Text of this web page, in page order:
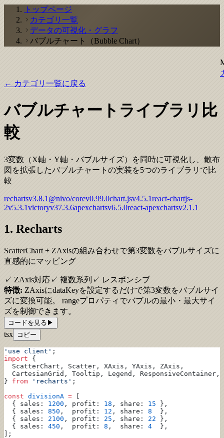
トップページ
カテゴリ一覧
データの可視化・グラフ
バブルチャート（Bubble Chart）
← カテゴリ一覧に戻る
バブルチャートライブラリ比
較
3変数（X軸・Y軸・バブルサイズ）を同時に可視化し、散布
図を拡張したバブルチャートの実装を5つのライブラリで比
較
rechartsv3.8.1 @nivo/corev0.99.0chart.jsv4.5.1react-chartjs-
2v5.3.1victoryv37.3.6apexchartsv6.5.0react-apexchartsv2.1.1
1. Recharts
ScatterChart + ZAxisの組み合わせで第3変数をバブルサイズに
直感的にマッピング
✓ ZAxis対応✓ 複数系列 ✓ レスポンシブ
特徴: ZAxisにdataKeyを設定するだけで第3変数をバブルサイ
ズに変換可能。 rangeプロパティでバブルの最小・最大サイ
ズを制御できます。
コードを見る ▶
tsx コピー
'use client' ;
import {
  ScatterChart, Scatter, XAxis, YAxis, ZAxis,
  CartesianGrid, Tooltip, Legend, ResponsiveContainer,
} from 'recharts' ;
const divisionA = [
  { sales:
1200 , profit: 18 , share: 15 },
  { sales:
850 ,  profit: 12 , share: 8
  },
  { sales:
2100 , profit: 25 , share: 22 },
  { sales:
450 ,  profit: 8 ,  share: 4
  },
];